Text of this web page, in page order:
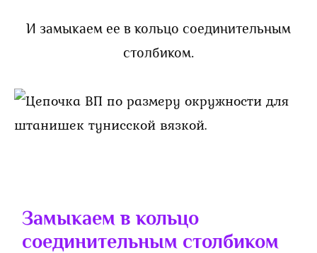
И замыкаем ее в кольцо соединительным
столбиком.
Замыкаем в кольцо
соединительным столбиком